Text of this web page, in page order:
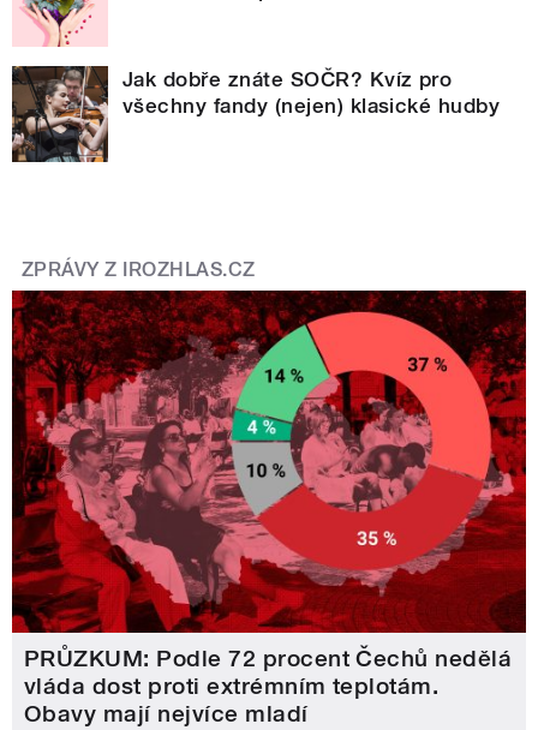
Jak dobře znáte SOČR? Kvíz pro
všechny fandy (nejen) klasické hudby
ZPRÁVY Z IROZHLAS.CZ
PRŮZKUM: Podle 72 procent Čechů nedělá
vláda dost proti extrémním teplotám.
Obavy mají nejvíce mladí